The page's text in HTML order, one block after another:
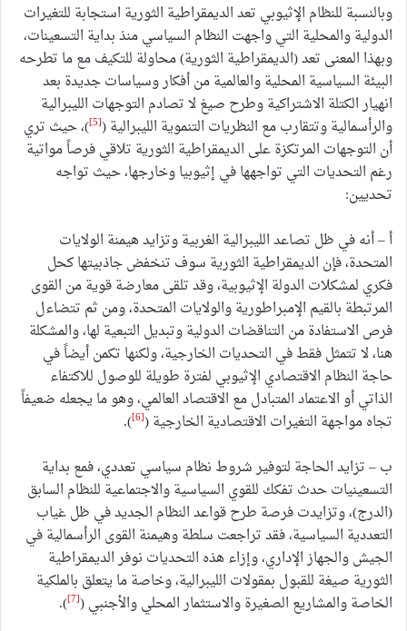
وبالنسبة للنظام الإثيوبي تعد الديمقراطية الثورية استجابة للتغيرات
الدولية والمحلية التي واجهت النظام السياسي منذ بداية التسعينات،
وبهذا المعنى تعد (الديمقراطية الثورية) محاولة للتكيف مع ما تطرحه
البيئة السياسية المحلية والعالمية من أفكار وسياسات جديدة بعد
انهيار الكتلة الاشتراكية وطرح صيغ لا تصادم التوجهات الليبرالية
والرأسمالية وتتقارب مع النظريات التنموية الليبرالية ([5] )، حيث تري
أن التوجهات المرتكزة على الديمقراطية الثورية تلاقي فرصاً مواتية
رغم التحديات التي تواجهها في إثيوبيا وخارجها، حيث تواجه
تحديين:
أ – أنه في ظل تصاعد الليبرالية الغربية وتزايد هيمنة الولايات
المتحدة، فإن الديمقراطية الثورية سوف تنخفض جاذبيتها كحل
فكري لمشكلات الدولة الإثيوبية، وقد تلقى معارضة قوية من القوى
المرتبطة بالقيم الإمبراطورية والولايات المتحدة، ومن ثم تتضاءل
فرص الاستفادة من التناقضات الدولية وتبديل التبعية لها، والمشكلة
هنا، لا تتمثل فقط في التحديات الخارجية، ولكنها تكمن أيضاً في
حاجة النظام الاقتصادي الإثيوبي لفترة طويلة للوصول للاكتفاء
الذاتي أو الاعتماد المتبادل مع الاقتصاد العالمي، وهو ما يجعله ضعيفاً
تجاه مواجهة التغيرات الاقتصادية الخارجية ([6]
).
ب – تزايد الحاجة لتوفير شروط نظام سياسي تعددي، فمع بداية
التسعينيات حدث تفكك للقوي السياسية والاجتماعية للنظام السابق
(الدرج)، وتزايدت فرصة طرح قواعد النظام الجديد في ظل غياب
التعددية السياسية، فقد تراجعت سلطة وهيمنة القوى الرأسمالية في
الجيش والجهاز الإداري، وإزاء هذه التحديات نوفر الديمقراطية
الثورية صيغة للقبول بمقولات الليبرالية، وخاصة ما يتعلق بالملكية
الخاصة والمشاريع الصغيرة والاستثمار المحلي والأجنبي ([7]
).